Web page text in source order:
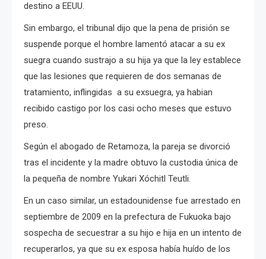
destino a EEUU.
Sin embargo, el tribunal dijo que la pena de prisión se
suspende porque el hombre lamentó atacar a su ex
suegra cuando sustrajo a su hija ya que la ley establece
que las lesiones que requieren de dos semanas de
tratamiento, inflingidas a su exsuegra, ya habian
recibido castigo por los casi ocho meses que estuvo
preso.
Según el abogado de Retamoza, la pareja se divorció
tras el incidente y la madre obtuvo la custodia única de
la pequeña de nombre Yukari Xóchitl Teutli.
En un caso similar, un estadounidense fue arrestado en
septiembre de 2009 en la prefectura de Fukuoka bajo
sospecha de secuestrar a su hijo e hija en un intento de
recuperarlos, ya que su ex esposa había huído de los